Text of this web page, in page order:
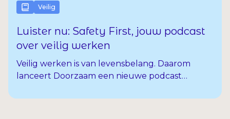
Veilig
Luister nu: Safety First, jouw podcast
over veilig werken
Veilig werken is van levensbelang. Daarom
lanceert Doorzaam een nieuwe podcast
serie korte afleveringen vol herkenbare